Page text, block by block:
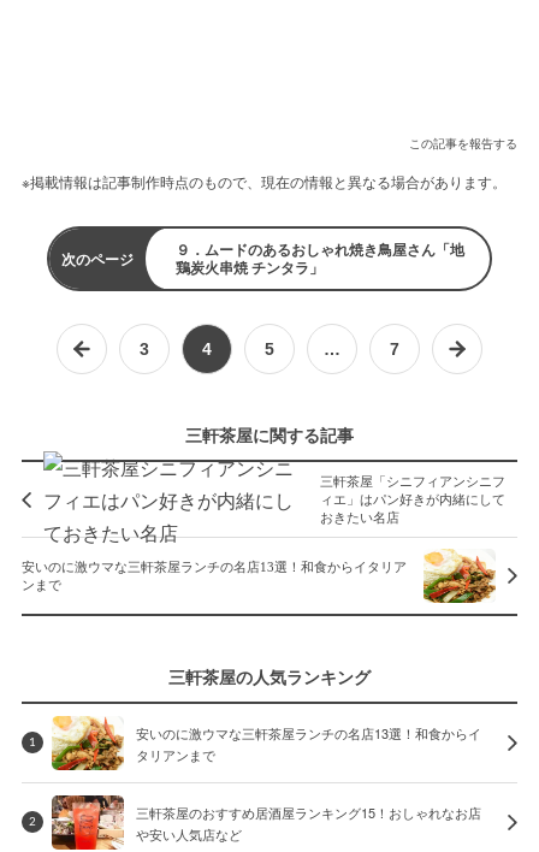
この記事を報告する
※掲載情報は記事制作時点のもので、現在の情報と異なる場合があります。
次のページ
９．ムードのあるおしゃれ焼き鳥屋さん「地
鶏炭火串焼 チンタラ」
3 4 5 … 7
三軒茶屋に関する記事
三軒茶屋「シニフィアンシニフ
ィエ」はパン好きが内緒にして
おきたい名店
安いのに激ウマな三軒茶屋ランチの名店13選！和食からイタリア
ンまで
三軒茶屋の人気ランキング
1
安いのに激ウマな三軒茶屋ランチの名店13選！和食からイ
タリアンまで
2
三軒茶屋のおすすめ居酒屋ランキング15！おしゃれなお店
や安い人気店など